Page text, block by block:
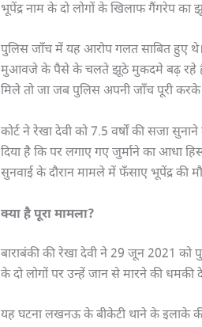
भूपेंद्र नाम के दो लोगों के खिलाफ गैंगरेप का
पुलिस जाँच में यह आरोप गलत साबित हुए
मुआवजे के पैसे के चलते झूठे मुकदमे बढ़ रहे
मिले तो जा जब पुलिस अपनी जाँच पूरी करके
कोर्ट ने रेखा देवी को 7.5 वर्षों की सजा
दिया है कि पर लगाए गए जुर्माने का आधा
सुनवाई के दौरान मामले में फँसाए भूपेंद्र की
क्या है पूरा मामला?
बाराबंकी की रेखा देवी ने 29 जून 2021 को
के दो लोगों पर उन्हें जान से मारने की
यह घटना लखनऊ के बीकेटी थाने के इलाके